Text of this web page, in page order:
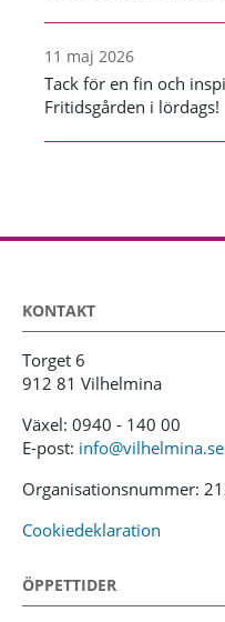
11 maj 2026
Tack för en fin och
Fritidsgården i lördags!
KONTAKT
Torget 6
912 81 Vilhelmina
Växel: 0940 - 140 00
E-post: info@vilhelmina.se
Organisationsnummer:
Cookiedeklaration
ÖPPETTIDER